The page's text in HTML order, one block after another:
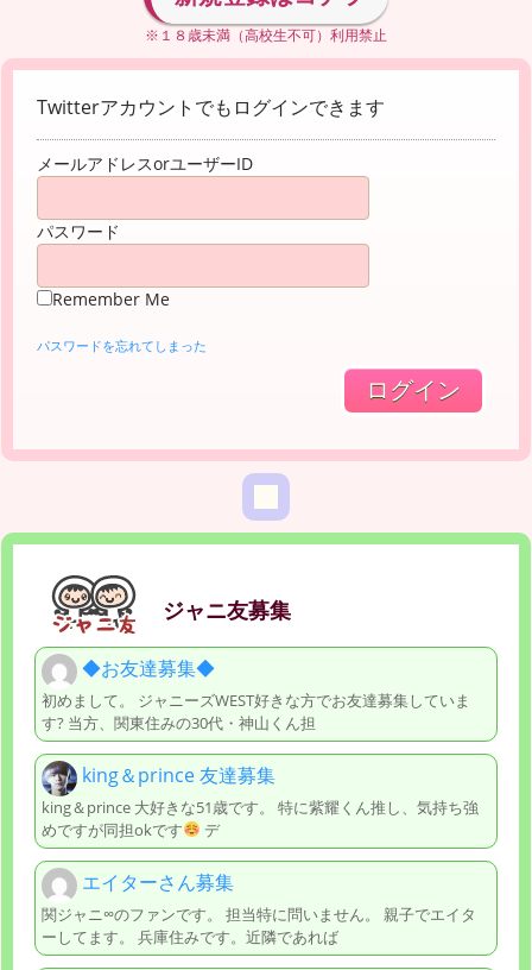
※１８歳未満（高校生不可）利用禁止
Twitterアカウントでもログインできます
メールアドレスorユーザーID
パスワード
Remember Me
パスワードを忘れてしまった
ジャニ友募集
◆お友達募集◆
初めまして。 ジャニーズWEST好きな方でお友達募集していま
す? 当方、関東住みの30代・神山くん担
king＆prince 友達募集
king＆prince 大好きな51歳です。 特に紫耀くん推し、気持ち強
めですが同担okです
デ
エイターさん募集
関ジャニ∞のファンです。 担当特に問いません。 親子でエイタ
ーしてます。 兵庫住みです。近隣であれば